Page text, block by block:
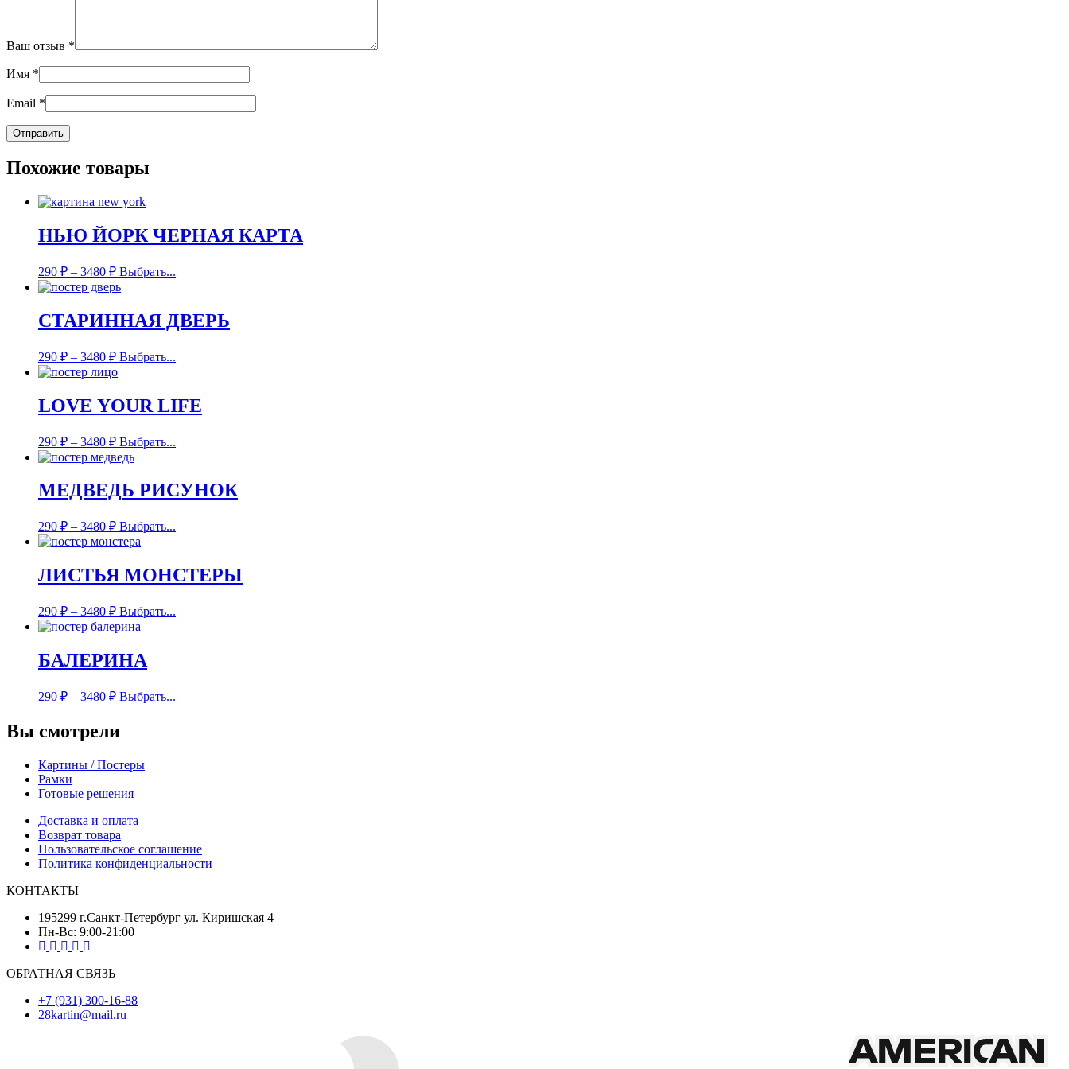
Ваш отзыв *
Имя *
Email *
Похожие товары
НЬЮ ЙОРК ЧЕРНАЯ КАРТА
290 ₽ – 3480 ₽ Выбрать...
СТАРИННАЯ ДВЕРЬ
290 ₽ – 3480 ₽ Выбрать...
LOVE YOUR LIFE
290 ₽ – 3480 ₽ Выбрать...
МЕДВЕДЬ РИСУНОК
290 ₽ – 3480 ₽ Выбрать...
ЛИСТЬЯ МОНСТЕРЫ
290 ₽ – 3480 ₽ Выбрать...
БАЛЕРИНА
290 ₽ – 3480 ₽ Выбрать...
Вы смотрели
Картины / Постеры
Рамки
Готовые решения
Доставка и оплата
Возврат товара
Пользовательское соглашение
Политика конфиденциальности
КОНТАКТЫ
195299 г.Санкт-Петербург ул. Киришская 4
Пн-Вс: 9:00-21:00
ОБРАТНАЯ СВЯЗЬ
+7 (931) 300-16-88
28kartin@mail.ru